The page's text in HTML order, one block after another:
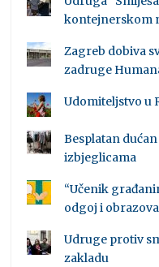
kontejnerskom
Zagreb dobiva
zadruge
Udomiteljstvo u
Besplatan
izbjeglicama
“Učenik
odgoj i
Udruge protiv
zakladu